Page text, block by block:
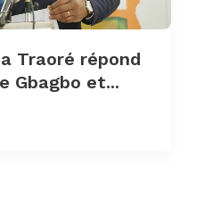
Traoré répond
Gbagbo et...